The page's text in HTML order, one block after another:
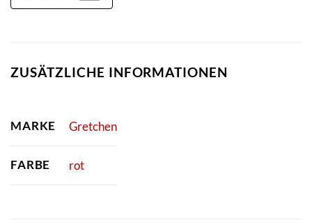
ZUSÄTZLICHE INFORMATIONEN
MARKE Gretchen
FARBE rot